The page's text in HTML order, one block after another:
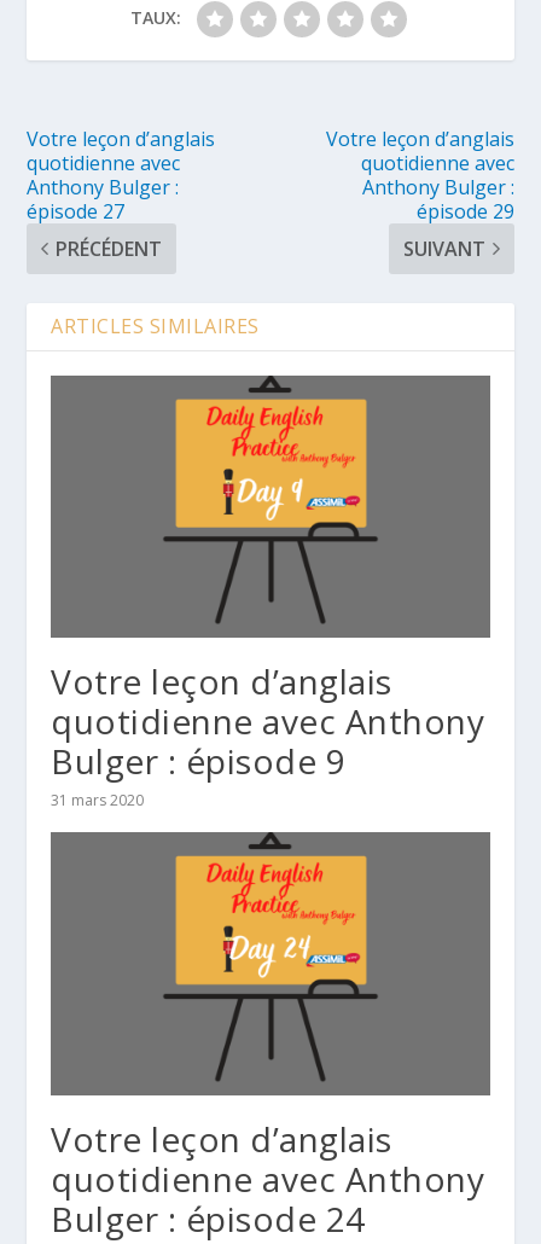
TAUX:
Votre leçon d’anglais
quotidienne avec
Anthony Bulger :
épisode 27
PRÉCÉDENT
Votre leçon d’anglais
quotidienne avec
Anthony Bulger :
épisode 29
SUIVANT
ARTICLES SIMILAIRES
Votre leçon d’anglais
quotidienne avec Anthony
Bulger : épisode 9
31 mars 2020
Votre leçon d’anglais
quotidienne avec Anthony
Bulger : épisode 24